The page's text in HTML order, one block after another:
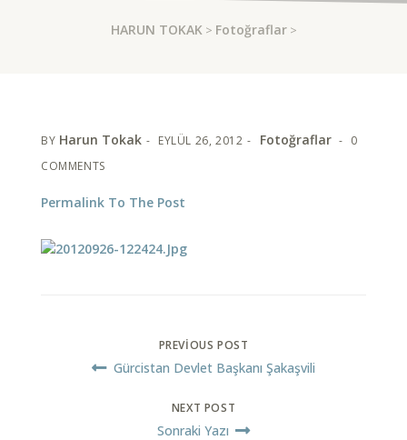
HARUN TOKAK > Fotoğraflar>
BY Harun Tokak EYLÜL 26, 2012 Fotoğraflar
0
COMMENTS
Permalink To The Post
PREVIOUS POST
Gürcistan Devlet Başkanı Şakaşvili
NEXT POST
Sonraki Yazı